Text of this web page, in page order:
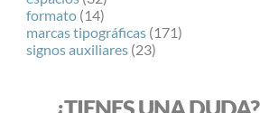
formato (14)
marcas tipográficas (171)
signos auxiliares (23)
¿TIENES UNA DUDA?